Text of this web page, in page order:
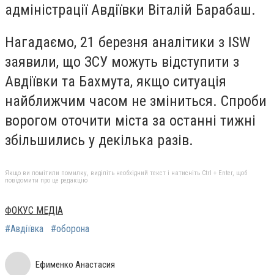
адміністрації Авдіївки Віталій Барабаш.
Нагадаємо, 21 березня аналітики з ISW
заявили, що ЗСУ можуть відступити з
Авдіївки та Бахмута, якщо ситуація
найближчим часом не зміниться. Спроби
ворогом оточити міста за останні тижні
збільшились у декілька разів.
Якщо ви помітили помилку, виділіть необхідний текст і натисніть Ctrl + Enter, щоб
повідомити про це редакцію
ФОКУС МЕДІА
#Авдіївка
#оборона
Ефименко Анастасия